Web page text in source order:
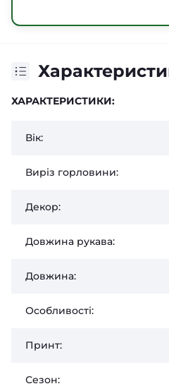
ХАРАКТЕРИСТИКИ:
Вік:
Виріз горловини:
Декор:
Довжина рукава:
Довжина:
Особливості:
Принт:
Сезон: